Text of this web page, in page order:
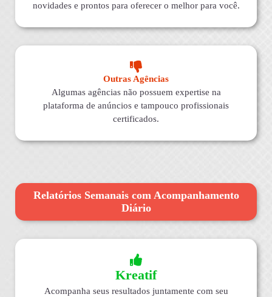
novidades e prontos para oferecer o melhor para você.
Outras Agências
Algumas agências não possuem expertise na
plataforma de anúncios e tampouco profissionais
certificados.
Relatórios Semanais com Acompanhamento
Diário
Kreatif
Acompanha seus resultados juntamente com seu